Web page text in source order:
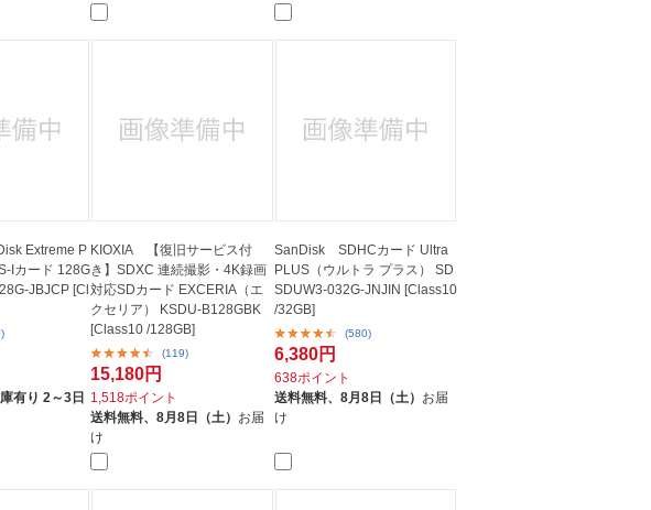
Extreme P
Iカード 128G
JBJCP [Cl
有り 2～3日
KIOXIA 【復旧サービス付
き】SDXC 連続撮影・4K録画
対応SDカード EXCERIA（エ
クセリア） KSDU-B128GBK
[Class10 /128GB]
(119)
15,180円
1,518ポイント
送料無料、8月8日（土） お届
け
SanDisk SDHCカード Ultra
PLUS（ウルトラ プラス） SD
SDUW3-032G-JNJIN [Class10
/32GB]
(580)
6,380円
638ポイント
送料無料、 8月8日（土） お届
け